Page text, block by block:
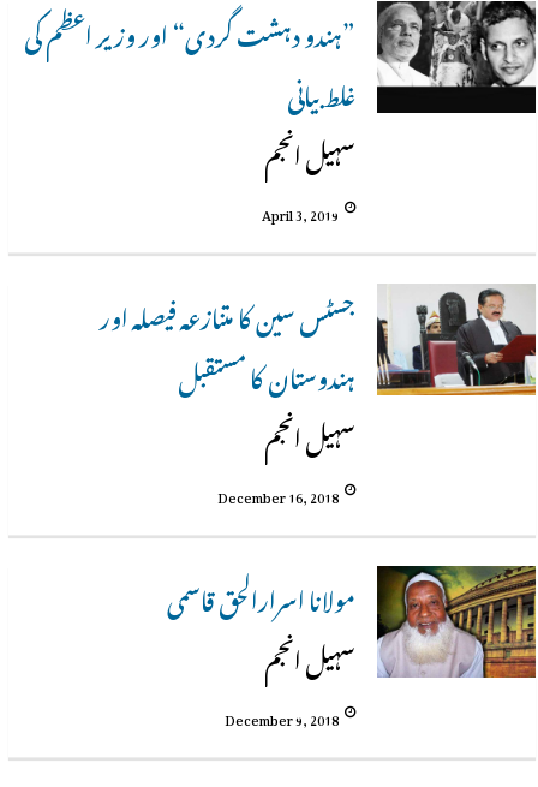
”ہندو دہشت گردی“ اور وزیر اعظم کی
غلط بیانی
سہیل انجم
April 3, 2019
جسٹس سین کا متنازعہ فیصلہ اور
ہندوستان کا مستقبل
سہیل انجم
December 16, 2018
مولانا اسرارالحق قاسمی
سہیل انجم
December 9, 2018